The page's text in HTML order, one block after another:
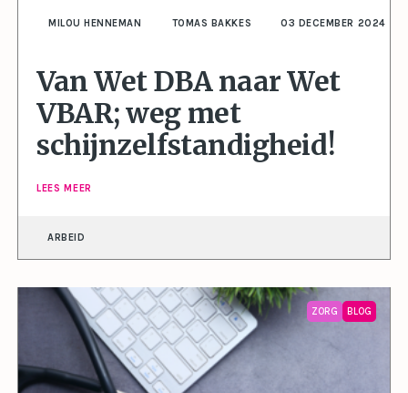
MILOU HENNEMAN TOMAS BAKKES 03 DECEMBER 2024
Van Wet DBA naar Wet
VBAR; weg met
schijnzelfstandigheid!
LEES MEER
ARBEID
ZORG BLOG